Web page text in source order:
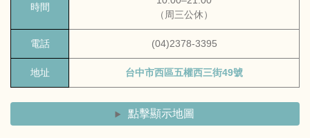
時間
（周三公休）
電話 (04)2378-3395
地址 台中市西區五權西三街49號
點擊顯示地圖